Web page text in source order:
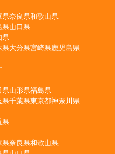
県奈良県和歌山県
県山口県
県
県大分県宮崎県鹿児島県
県山形県福島県
県千葉県東京都神奈川県
県
県奈良県和歌山県